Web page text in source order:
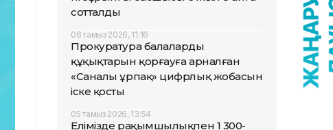
сотталды
06 тамыз 2026, 11:16
Прокуратура балалардың
құқықтарын қорғауға арналған
«Саналы ұрпақ» цифрлық жобасын
іске қосты
05 тамыз 2026, 13:54
Елімізде рақымшылықпен 1 300-